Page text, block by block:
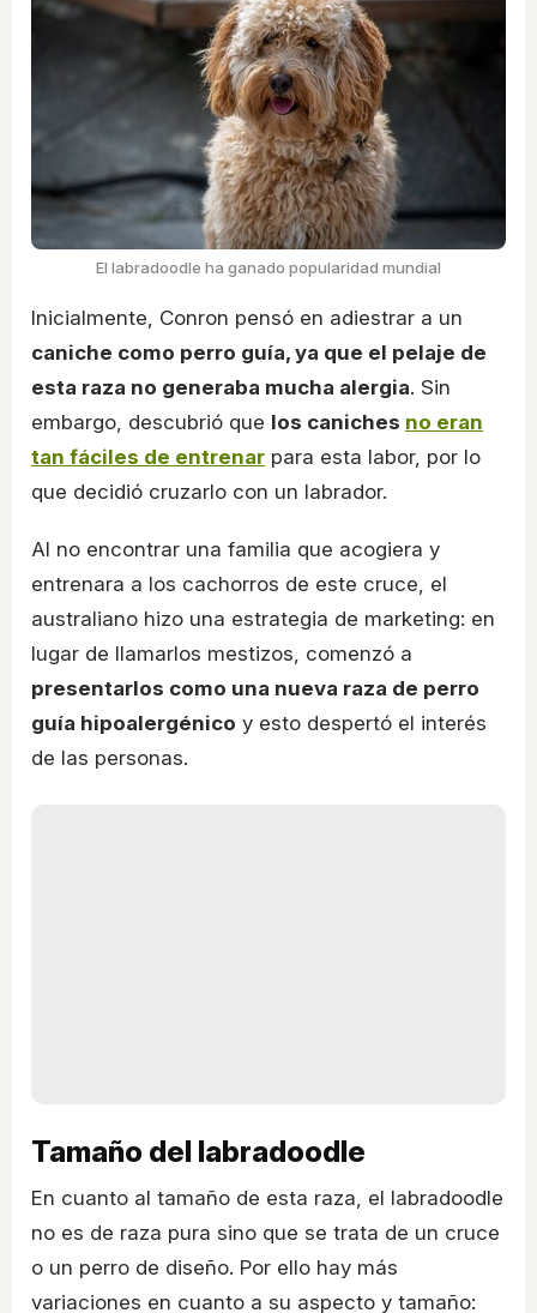
El labradoodle ha ganado popularidad mundial
Inicialmente, Conron pensó en adiestrar a un
caniche como perro guía, ya que el pelaje de
esta raza no generaba mucha alergia. Sin
embargo, descubrió que los caniches no eran
tan fáciles de entrenar para esta labor, por lo
que decidió cruzarlo con un labrador.
Al no encontrar una familia que acogiera y
entrenara a los cachorros de este cruce, el
australiano hizo una estrategia de marketing: en
lugar de llamarlos mestizos, comenzó a
presentarlos como una nueva raza de perro
guía hipoalergénico y esto despertó el interés
de las personas.
Tamaño del labradoodle
En cuanto al tamaño de esta raza, el labradoodle
no es de raza pura sino que se trata de un cruce
o un perro de diseño. Por ello hay más
variaciones en cuanto a su aspecto y tamaño: